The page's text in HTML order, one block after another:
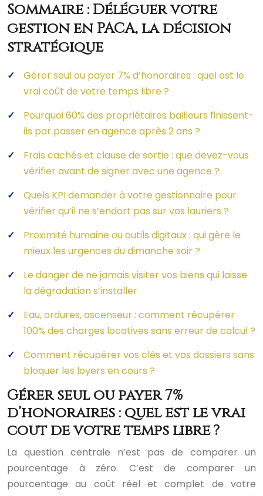
Sommaire : Déléguer votre
gestion en PACA, la décision
stratégique
Gérer seul ou payer 7% d’honoraires : quel est le
vrai coût de votre temps libre ?
Pourquoi 60% des propriétaires bailleurs finissent-
ils par passer en agence après 2 ans ?
Frais cachés et clause de sortie : que devez-vous
vérifier avant de signer avec une agence ?
Quels KPI demander à votre gestionnaire pour
vérifier qu’il ne s’endort pas sur vos lauriers ?
Proximité humaine ou outils digitaux : qui gère le
mieux les urgences du dimanche soir ?
Le danger de ne jamais visiter vos biens qui laisse
la dégradation s’installer
Eau, ordures, ascenseur : comment récupérer
100% des charges locatives sans erreur de calcul ?
Comment récupérer vos clés et vos dossiers sans
bloquer les loyers en cours ?
Gérer seul ou payer 7%
d’honoraires : quel est le vrai
coût de votre temps libre ?
La question centrale n’est pas de comparer un
pourcentage à zéro. C’est de comparer un
pourcentage au coût réel et complet de votre